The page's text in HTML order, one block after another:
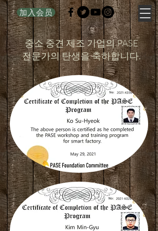
加入会员
중소 중견 제조 기업의 PASE
전문가의 탄생을 축하합니다.